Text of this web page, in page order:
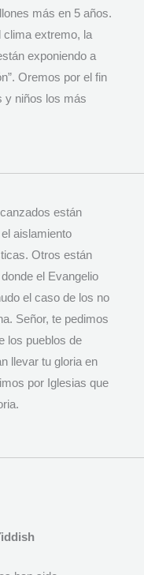
más en 5 años.
clima extremo, la
exponiendo a
Oremos por el fin
y niños los más
están
aislamiento
Otros están
el Evangelio
el caso de los no
Señor, te pedimos
los pueblos de
llevar tu gloria en
por Iglesias que